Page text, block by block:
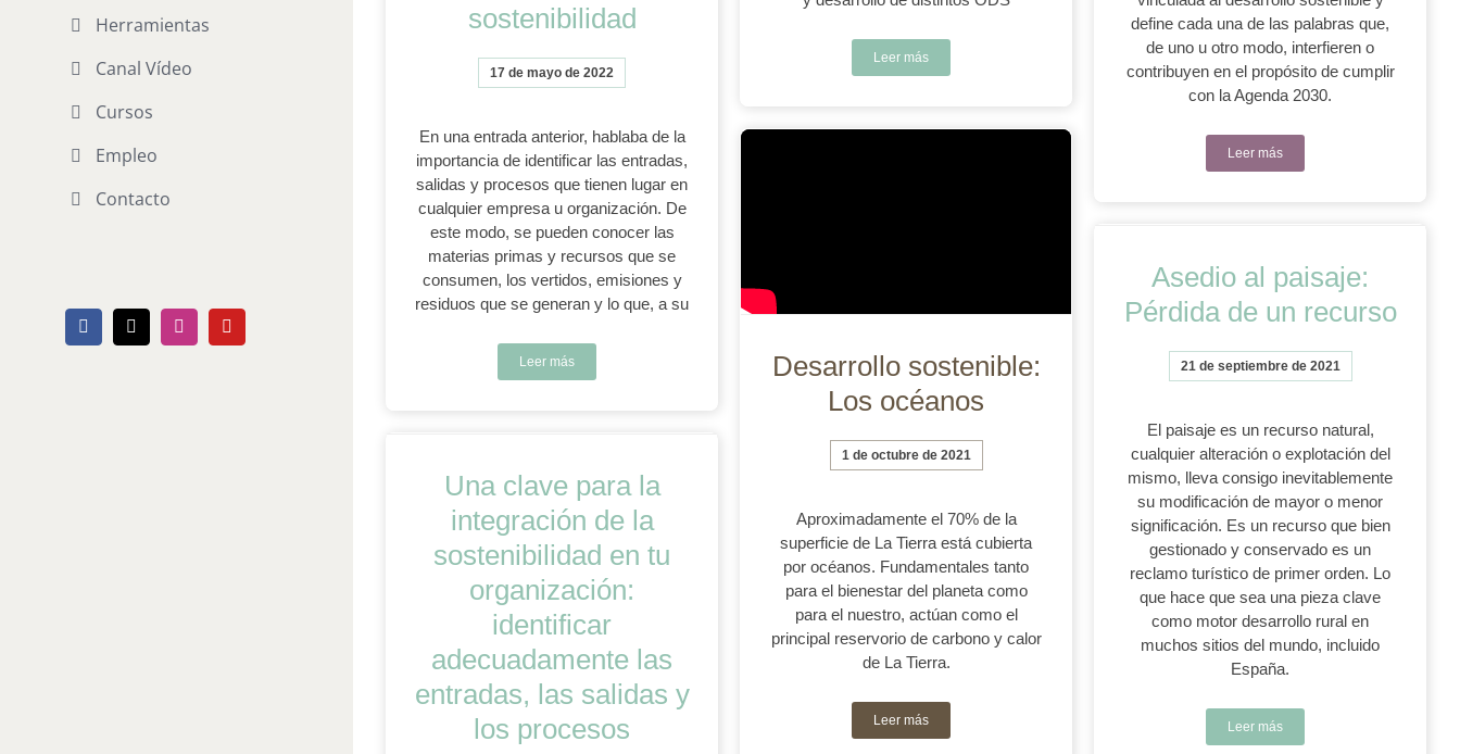
Herramientas
Canal Vídeo
Cursos
Empleo
Contacto
Facebook
X InstagramYouTube
sostenibilidad
17 de mayo de 2022
En una entrada anterior, hablaba de la
importancia de identificar las entradas,
salidas y procesos que tienen lugar en
cualquier empresa u organización. De
este modo, se pueden conocer las
materias primas y recursos que se
consumen, los vertidos, emisiones y
residuos que se generan y lo que, a su
Leer más
Leer más
define cada una de las palabras que,
de uno u otro modo, interfieren o
contribuyen en el propósito de cumplir
con la Agenda 2030.
Leer más
Desarrollo sostenible:
Los océanos
1 de octubre de 2021
Aproximadamente el 70% de la
superficie de La Tierra está cubierta
por océanos. Fundamentales tanto
para el bienestar del planeta como
para el nuestro, actúan como el
principal reservorio de carbono y calor
de La Tierra.
Leer más
Asedio al paisaje:
Pérdida de un recurso
21 de septiembre de 2021
El paisaje es un recurso natural,
cualquier alteración o explotación del
mismo, lleva consigo inevitablemente
su modificación de mayor o menor
significación. Es un recurso que bien
gestionado y conservado es un
reclamo turístico de primer orden. Lo
que hace que sea una pieza clave
como motor desarrollo rural en
muchos sitios del mundo, incluido
España.
Leer más
Una clave para la
integración de la
sostenibilidad en tu
organización:
identificar
adecuadamente las
entradas, las salidas y
los procesos